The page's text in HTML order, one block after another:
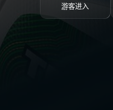
游客进入